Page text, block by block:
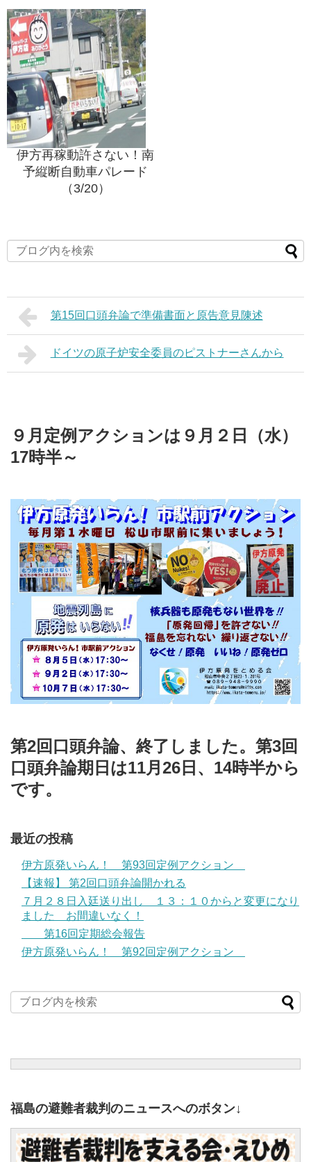
伊方再稼動許さない！南
予縦断自動車パレード
（3/20）
第15回口頭弁論で準備書面と原告意見陳述
ドイツの原子炉安全委員のピストナーさんから
９月定例アクションは９月２日（水）
17時半～
第2回口頭弁論、終了しました。第3回
口頭弁論期日は11月26日、14時半から
です。
最近の投稿
伊方原発いらん！ 第93回定例アクション
【速報】 第2回口頭弁論開かれる
７月２８日入廷送り出し １３：１０からと変更になり
ました お間違いなく！
第16回定期総会報告
伊方原発いらん！ 第92回定例アクション
福島の避難者裁判のニュースへのボタン↓